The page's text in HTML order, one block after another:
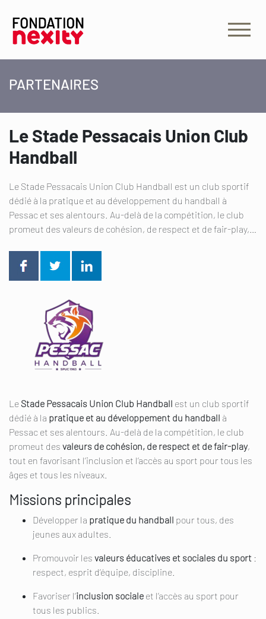
PARTENAIRES
Le Stade Pessacais Union Club
Handball
Le Stade Pessacais Union Club Handball est un club sportif
dédié à la pratique et au développement du handball à
Pessac et ses alentours. Au‑delà de la compétition, le club
promeut des valeurs de cohésion, de respect et de fair‑play,…
Le Stade Pessacais Union Club Handball est un club sportif
dédié à la pratique et au développement du handball à
Pessac et ses alentours. Au‑delà de la compétition, le club
promeut des valeurs de cohésion, de respect et de fair‑play,
tout en favorisant l’inclusion et l’accès au sport pour tous les
âges et tous les niveaux.
Missions principales
Développer la pratique du handball pour tous, des
jeunes aux adultes.
Promouvoir les valeurs éducatives et sociales du sport :
respect, esprit d’équipe, discipline.
Favoriser l’inclusion sociale et l’accès au sport pour
tous les publics.